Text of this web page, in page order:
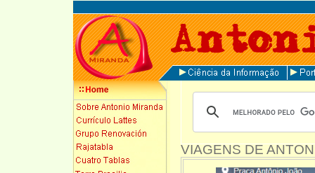
VIAGENS DE